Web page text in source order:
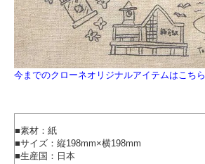
今までのクローネオリジナルアイテムはこちら
■素材：紙
■サイズ：縦198mm×横198mm
■生産国：日本